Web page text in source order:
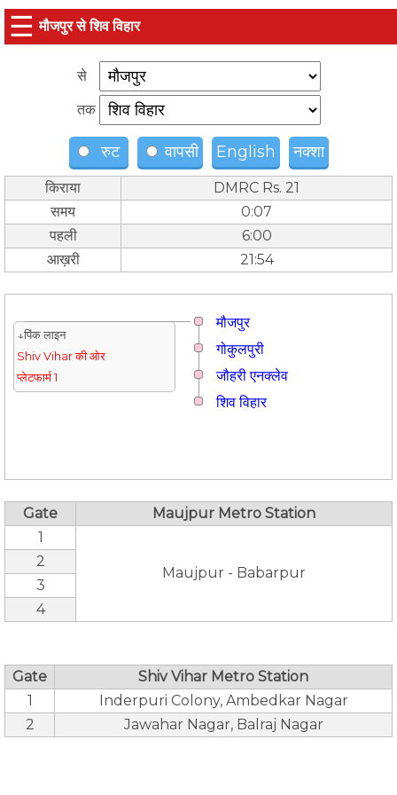
☰ मौजपुर से शिव विहार
से
तक
रुट वापसी English नक्शा
किराया
DMRC Rs. 21
समय
0:07
पहली
6:00
आख़री
21:54
मौजपुर
↓पिंक लाइन
Shiv Vihar की ओर
प्लेटफार्म 1
गोकुलपुरी
जौहरी एनक्लेव
शिव विहार
Gate
Maujpur Metro Station
1
Maujpur - Babarpur
2
3
4
Gate
Shiv Vihar Metro Station
1
Inderpuri Colony, Ambedkar Nagar
2
Jawahar Nagar, Balraj Nagar